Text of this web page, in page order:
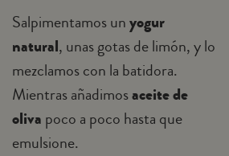
Salpimentamos unyogur
natural, unas gotas de limón, y lo
mezclamos con la batidora.
Mientras añadimosaceite de
oliva poco a poco hasta que
emulsione.